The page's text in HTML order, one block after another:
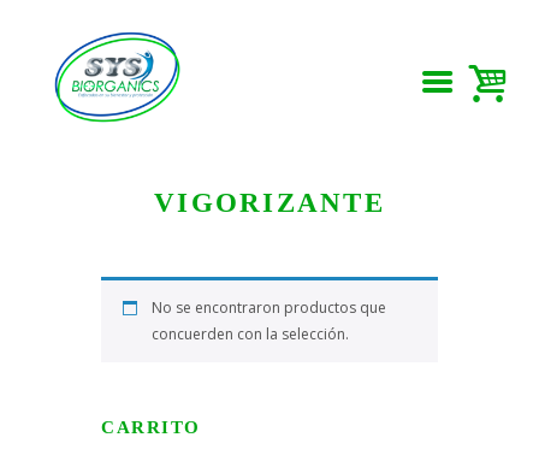
VIGORIZANTE
No se encontraron productos que
concuerden con la selección.
CARRITO